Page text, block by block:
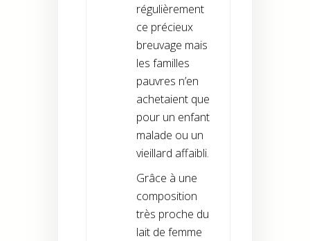
régulièrement
ce précieux
breuvage mais
les familles
pauvres n’en
achetaient que
pour un enfant
malade ou un
vieillard affaibli.
Grâce à une
composition
très proche du
lait de femme